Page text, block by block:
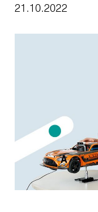
21.10.2022